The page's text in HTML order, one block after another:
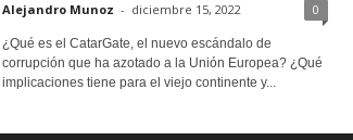
Alejandro Munoz - diciembre 15, 2022 0
¿Qué es el CatarGate, el nuevo escándalo de
corrupción que ha azotado a la Unión Europea? ¿Qué
implicaciones tiene para el viejo continente y...